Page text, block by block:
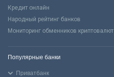
Кредит онлайн
Народный рейтинг банков
Мониторинг обменников криптовалют
Популярные банки
Приватбанк